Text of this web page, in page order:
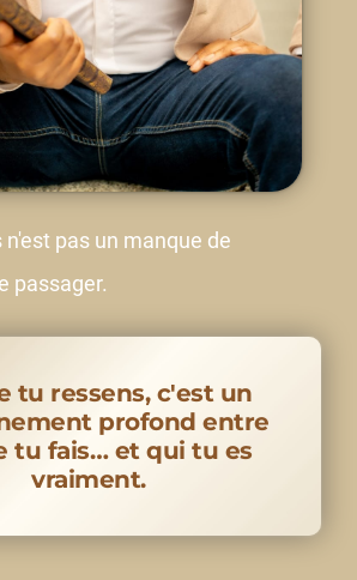
n'est pas un manque de
passager.
tu ressens, c'est un
profond entre
tu fais… et qui tu es
vraiment.